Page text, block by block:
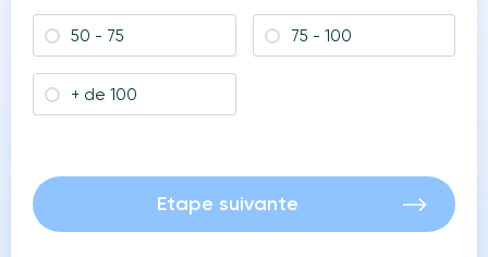
50 - 75 75 - 100
+ de 100
Etape suivante